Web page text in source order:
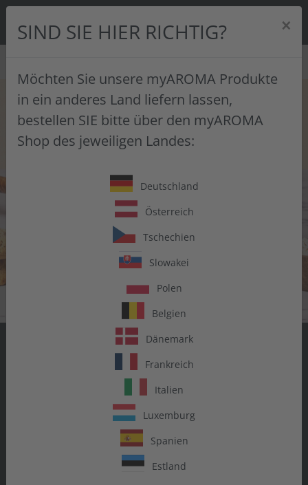
Skip to main content
SIND SIE HIER RICHTIG? ×
Möchten Sie unsere myAROMA Produkte
in ein anderes Land liefern lassen,
bestellen SIE bitte über den myAROMA
Shop des jeweiligen Landes:
Deutschland
Österreich
Tschechien
Slowakei
Polen
Belgien
Dänemark
Frankreich
Italien
Luxemburg
Spanien
Estland
SAG JA ZU
GESCHMACK
Entdecke eine Welt voller Aromen.
Vielseitig einsetzbar. Zum Backen,
Kochen, Mixen, Trinken.